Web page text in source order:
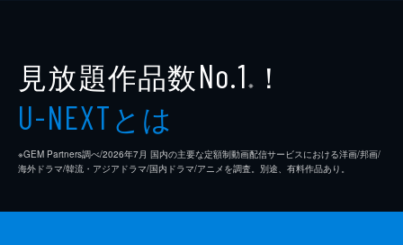
見放題作品数No.1 ※ ！
U-NEXTとは
※GEM Partners調べ/2026年7⽉ 国内の主要な定額制動画配信サービスにおける洋画/邦画/
海外ドラマ/韓流・アジアドラマ/国内ドラマ/アニメを調査。別途、有料作品あり。